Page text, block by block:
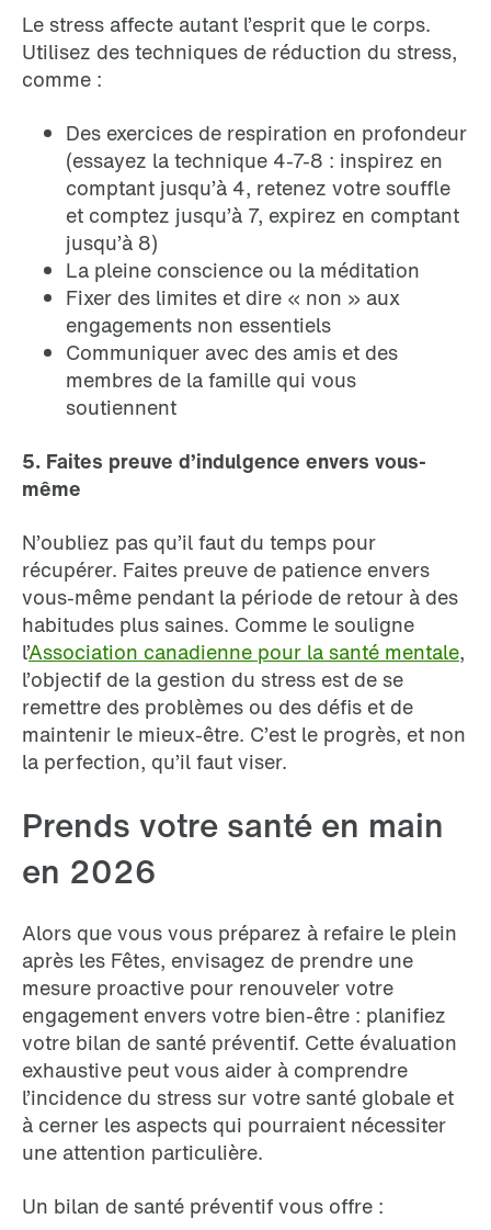
Le stress affecte autant l’esprit que le corps.
Utilisez des techniques de réduction du stress,
comme :
Des exercices de respiration en profondeur
(essayez la technique 4-7-8 : inspirez en
comptant jusqu’à 4, retenez votre souffle
et comptez jusqu’à 7, expirez en comptant
jusqu’à 8)
La pleine conscience ou la méditation
Fixer des limites et dire « non » aux
engagements non essentiels
Communiquer avec des amis et des
membres de la famille qui vous
soutiennent
5. Faites preuve d’indulgence envers vous-
même
N’oubliez pas qu’il faut du temps pour
récupérer. Faites preuve de patience envers
vous-même pendant la période de retour à des
habitudes plus saines. Comme le souligne
l’Association canadienne pour la santé mentale,
l’objectif de la gestion du stress est de se
remettre des problèmes ou des défis et de
maintenir le mieux-être. C’est le progrès, et non
la perfection, qu’il faut viser.
Prends votre santé en main
en 2026
Alors que vous vous préparez à refaire le plein
après les Fêtes, envisagez de prendre une
mesure proactive pour renouveler votre
engagement envers votre bien-être : planifiez
votre bilan de santé préventif. Cette évaluation
exhaustive peut vous aider à comprendre
l’incidence du stress sur votre santé globale et
à cerner les aspects qui pourraient nécessiter
une attention particulière.
Un bilan de santé préventif vous offre :